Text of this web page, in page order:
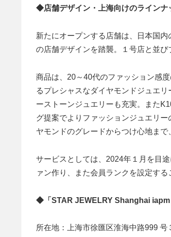
◆店舗デザイン・上海向けのラインナ
新たにオープンする店舗は、日本国
の店舗デザインを踏襲。１号店と並び
商品は、20～40代のファッション感
るプレシャスなダイヤモンドジュエ
ーストーンジュエリーも充実。また
グ提案でよりファッションジュエリ
ヤモンドのグレードからつけ心地ま
サービスとしては、2024年１月を目
ァン作り、また会員ランクを設定す
◆「STAR JEWELRY Shanghai iapm
所在地：上海市徐匯区淮海中路999 号